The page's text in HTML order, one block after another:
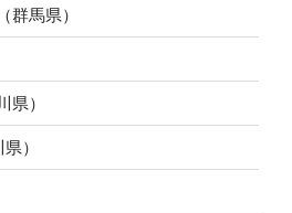
群馬県）
県）
）